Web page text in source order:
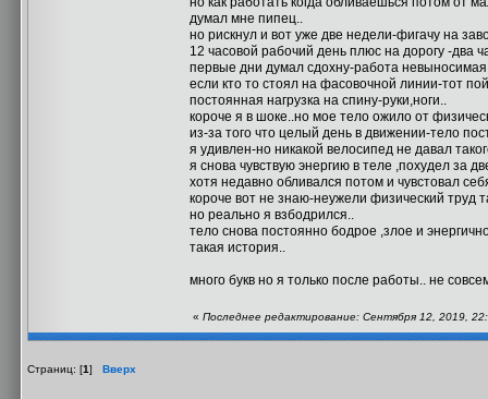
думал мне пипец..
но рискнул и вот уже две недели-фигачу на
12 часовой рабочий день плюс на дорогу -два
первые дни думал сдохну-работа
если кто то стоял на фасовочной линии-тот
постоянная нагрузка на спину-руки,ноги..
короче я в шоке..но мое тело ожило от
из-за того что целый день в движении-тело
я удивлен-но никакой велосипед не давал
я снова чувствую энергию в теле ,похудел за
хотя недавно обливался потом и чувстовал
короче вот не знаю-неужели физический труд
но реально я взбодрился..
тело снова постоянно бодрое ,злое и
такая история..
много букв но я только после работы.. не
« Последнее редактирование: Сентября 12, 2019,
Страниц: [1] Вверх